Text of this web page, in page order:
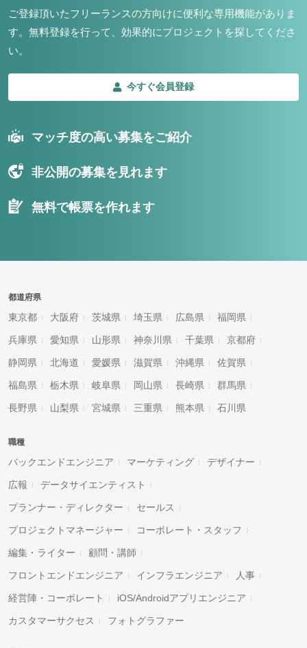
ご登録頂いたフリーランスの方向けに便利な専用機能がありま
す。 無料登録を行って、効果的にプロジェクトを探してくださ
い。
今すぐ会員登録
マッチ度の高い募集をご紹介
非公開の募集を見れます
無料で帳票を作れます
都道府県
東京都 大阪府 茨城県 埼玉県 広島県 福岡県
兵庫県 愛知県 山形県 神奈川県 千葉県 京都府
静岡県 北海道 愛媛県 滋賀県 沖縄県 佐賀県
福島県 栃木県 岐阜県 岡山県 長崎県 群馬県
長野県 山梨県 宮城県 三重県 熊本県 石川県
職種
バックエンドエンジニア マーケティング デザイナー
広報 データサイエンティスト
プランナー・ディレクター セールス
プロジェクトマネージャー コーポレート・スタッフ
編集・ライター 顧問・講師
フロントエンドエンジニア インフラエンジニア 人事
経営陣・コーポレート iOS/Androidアプリエンジニア
カスタマーサクセス フォトグラファー